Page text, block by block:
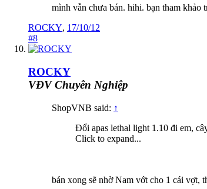
mình vẫn chưa bán. hihi. bạn tham khảo
ROCKY, 17/10/12
#8
ROCKY
VĐV Chuyên Nghiệp
ShopVNB said: ↑
Đổi apas lethal light 1.10 đi em,
Click to expand...
bán xong sẽ nhờ Nam vớt cho 1 cái vợt,